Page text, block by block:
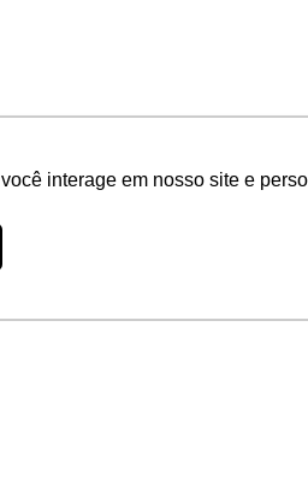
interage em nosso site e